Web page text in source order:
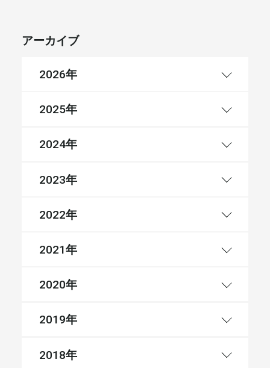
アーカイブ
2026年
2025年
2024年
2023年
2022年
2021年
2020年
2019年
2018年